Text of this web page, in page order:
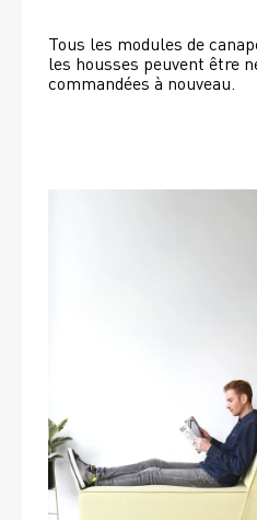
Tous les modules de
les housses peuvent être
commandées à nouveau.